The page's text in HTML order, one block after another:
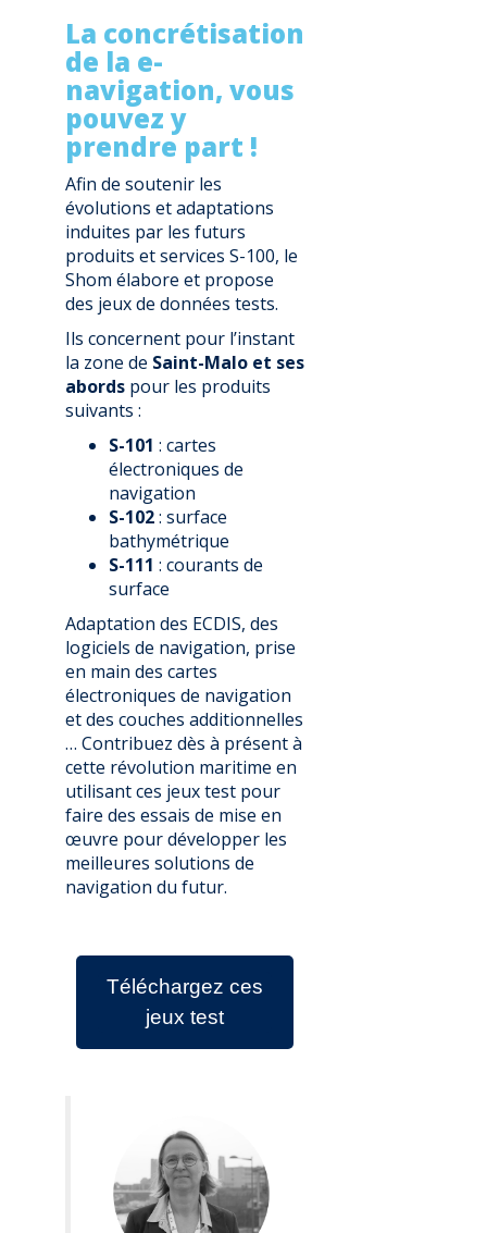
La concrétisation
de la e-
navigation, vous
pouvez y
prendre part !
Afin de soutenir les
évolutions et adaptations
induites par les futurs
produits et services S-100, le
Shom élabore et propose
des jeux de données tests.
Ils concernent pour l’instant
la zone de Saint-Malo et ses
abords pour les produits
suivants :
S-101 : cartes
électroniques de
navigation
S-102: surface
bathymétrique
S-111 : courants de
surface
Adaptation des ECDIS, des
logiciels de navigation, prise
en main des cartes
électroniques de navigation
et des couches additionnelles
… Contribuez dès à présent à
cette révolution maritime en
utilisant ces jeux test pour
faire des essais de mise en
œuvre pour développer les
meilleures solutions de
navigation du futur.
Téléchargez ces
jeux test